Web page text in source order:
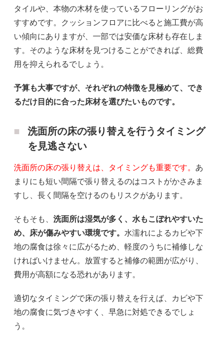
タイルや、本物の木材を使っているフローリングがお
すすめです。クッションフロアに比べると施工費が高
い傾向にありますが、一部では安価な床材も存在しま
す。そのような床材を見つけることができれば、総費
用を抑えられるでしょう。
予算も大事ですが、それぞれの特徴を見極めて、でき
るだけ目的に合った床材を選びたいものです。
洗面所の床の張り替えを行うタイミング
を見逃さない
洗面所の床の張り替えは、タイミングも重要です。 あ
まりにも短い間隔で張り替えるのはコストがかさみま
すし、長く間隔を空けるのもリスクがあります。
そもそも、 洗面所は湿気が多く、水もこぼれやすいた
め、床が傷みやすい環境です。 水濡れによるカビや下
地の腐食は徐々に広がるため、軽度のうちに補修しな
ければいけません。放置すると補修の範囲が広がり、
費用が高額になる恐れがあります。
適切なタイミングで床の張り替えを行えば、カビや下
地の腐食に気づきやすく、早急に対処できるでしょ
う。